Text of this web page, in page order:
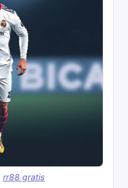
rr88 gratis